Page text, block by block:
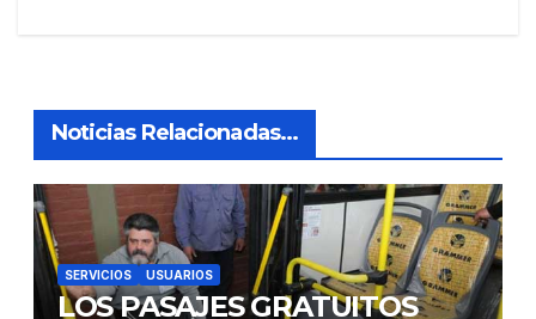
Noticias Relacionadas...
SERVICIOS USUARIOS
LOS PASAJES GRATUITOS